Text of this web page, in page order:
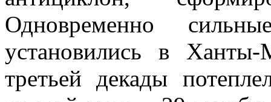
Одновременно
установились в
третьей декады